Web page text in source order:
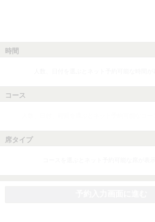
時間
コース
席タイプ